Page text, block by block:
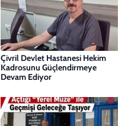
Çivril Devlet Hastanesi Hekim
Kadrosunu Güçlendirmeye
Devam Ediyor